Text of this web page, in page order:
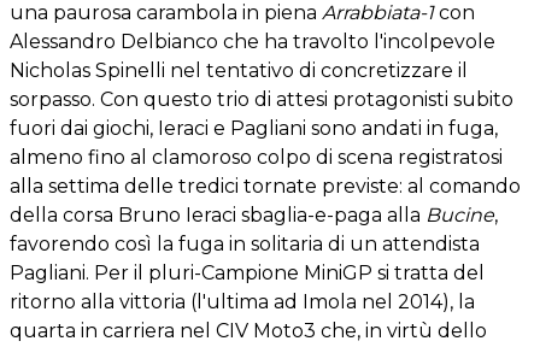
una paurosa carambola in piena Arrabbiata-1con
Alessandro Delbianco che ha travolto l'incolpevole
Nicholas Spinelli nel tentativo di concretizzare il
sorpasso. Con questo trio di attesi protagonisti subito
fuori dai giochi, Ieraci e Pagliani sono andati in fuga,
almeno fino al clamoroso colpo di scena registratosi
alla settima delle tredici tornate previste: al comando
della corsa Bruno Ieraci sbaglia-e-paga alla Bucine,
favorendo così la fuga in solitaria di un attendista
Pagliani. Per il pluri-Campione MiniGP si tratta del
ritorno alla vittoria (l'ultima ad Imola nel 2014), la
quarta in carriera nel CIV Moto3 che, in virtù dello